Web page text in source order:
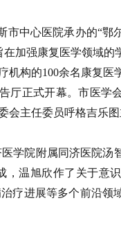
市中心医院承办的“
加强康复医学领域
构的100余名康复医
厅正式开幕。市医学
主任委员呼格吉乐图
学院附属同济医院汤
温旭欣作了关于意
疗进展等多个前沿领